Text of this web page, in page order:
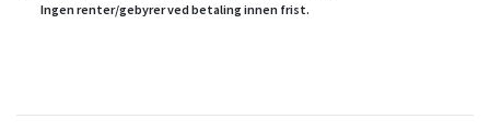
Ingen renter/gebyrer ved betaling innen frist.